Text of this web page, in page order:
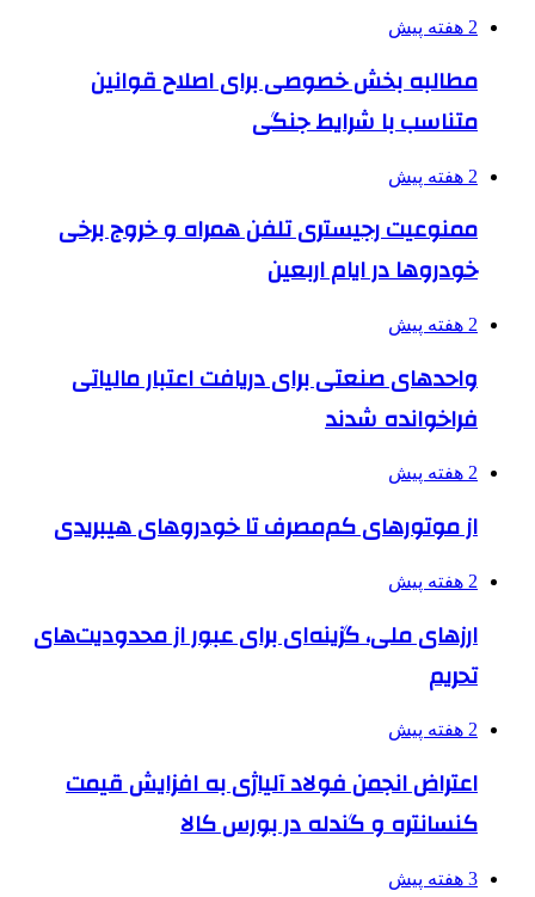
2 هفته پیش
مطالبه بخش خصوصی برای اصلاح قوانین
متناسب با شرایط جنگی
2 هفته پیش
ممنوعیت رجیستری تلفن همراه و خروج برخی
خودروها در ایام اربعین
2 هفته پیش
واحدهای صنعتی برای دریافت اعتبار مالیاتی
فراخوانده شدند
2 هفته پیش
از موتورهای کم‌مصرف تا خودروهای هیبریدی
2 هفته پیش
ارزهای ملی، گزینه‌ای برای عبور از محدودیت‌های
تحریم
2 هفته پیش
اعتراض انجمن فولاد آلیاژی به افزایش قیمت
کنسانتره و گندله در بورس کالا
3 هفته پیش